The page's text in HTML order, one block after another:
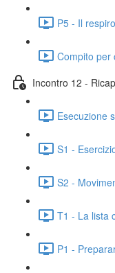
P5 - Il
Compito per
Incontro 12 -
Esecuzione
S1 -
S2 -
T1 - La lista
P1 -